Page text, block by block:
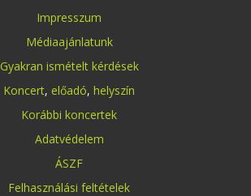
Impresszum
Médiaajánlatunk
Gyakran ismételt kérdések
Koncert, előadó, helyszín
Korábbi koncertek
Adatvédelem
ÁSZF
Felhasználási feltételek